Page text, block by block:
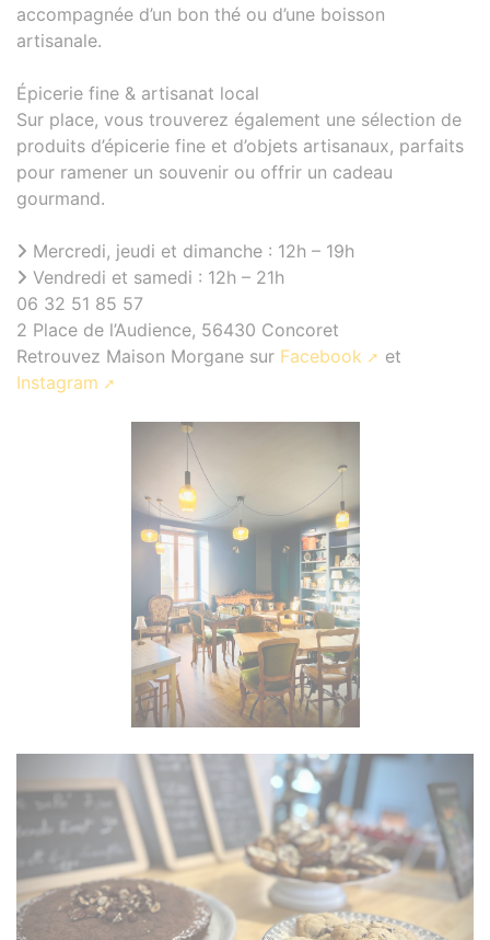
accompagnée d’un bon thé ou d’une boisson
artisanale.
Épicerie fine & artisanat local
Sur place, vous trouverez également une sélection de
produits d’épicerie fine et d’objets artisanaux, parfaits
pour ramener un souvenir ou offrir un cadeau
gourmand.
Mercredi, jeudi et dimanche : 12h – 19h
Vendredi et samedi : 12h – 21h
06 32 51 85 57
2 Place de l’Audience, 56430 Concoret
Retrouvez Maison Morgane sur Facebook
et
Instagram